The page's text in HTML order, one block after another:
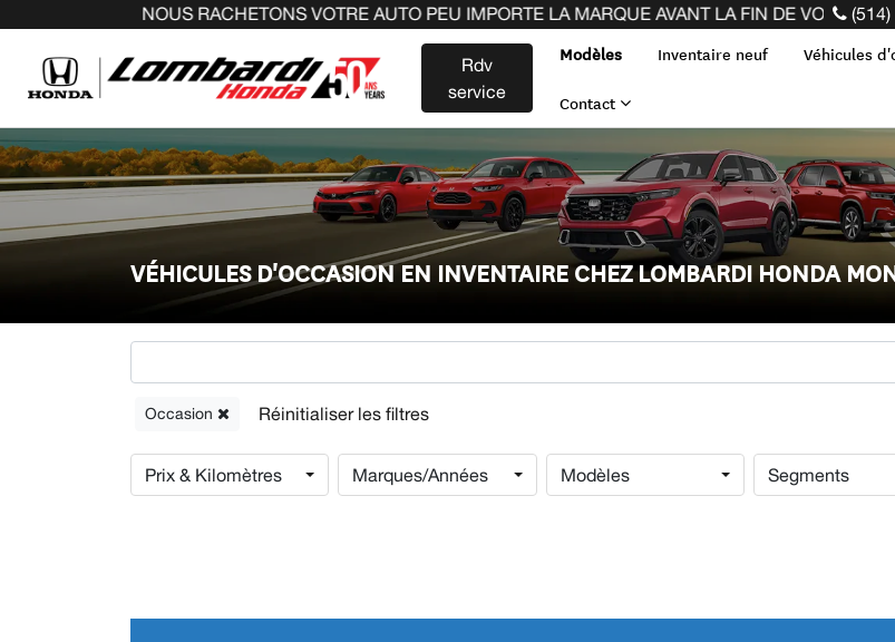
NOUS RACHETONS VOTRE AUTO PEU IMPORTE LA MARQUE AVANT LA FIN DE VOTRE BAIL ! CLIQUEZ
Rdv
service
Modèles Inventaire neuf Véhicules
Contact
VÉHICULES D'OCCASION EN INVENTAIRE CHEZ LOMBARDI HONDA
Occasion
Prix & Kilomètres Marques/Années Modèles Segments